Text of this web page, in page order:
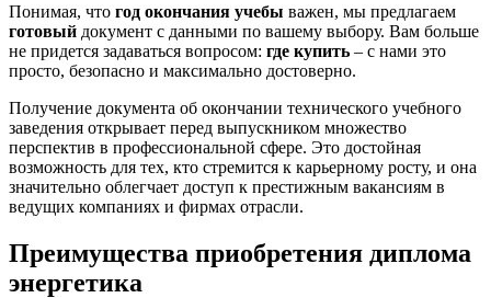
Понимая, что год окончания учебы важен, мы предлагаем
готовый документ с данными по вашему выбору. Вам больше
не придется задаваться вопросом: где купить – с нами это
просто, безопасно и максимально достоверно.
Получение документа об окончании технического учебного
заведения открывает перед выпускником множество
перспектив в профессиональной сфере. Это достойная
возможность для тех, кто стремится к карьерному росту, и она
значительно облегчает доступ к престижным вакансиям в
ведущих компаниях и фирмах отрасли.
Преимущества приобретения диплома
энергетика